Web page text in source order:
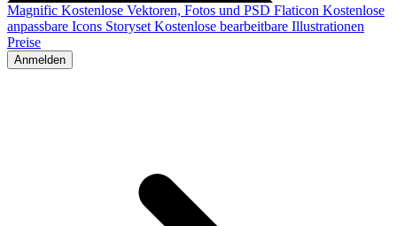
Magnific Kostenlose Vektoren, Fotos und PSD Flaticon Kostenlose
anpassbare Icons Storyset Kostenlose bearbeitbare Illustrationen
Preise
Anmelden